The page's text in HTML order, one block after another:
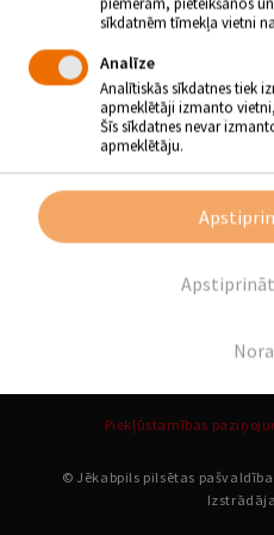
Atpakaļ
SEKO
Piekļūstamības
© Jēkabpils pilsētas
Izstrādāja
sīkdatnēm tīmekļa vietni
Analīze
Analītiskās sīkdatnes tiek
apmeklētāji izmanto
Šīs sīkdatnes nevar
apmeklētāju.